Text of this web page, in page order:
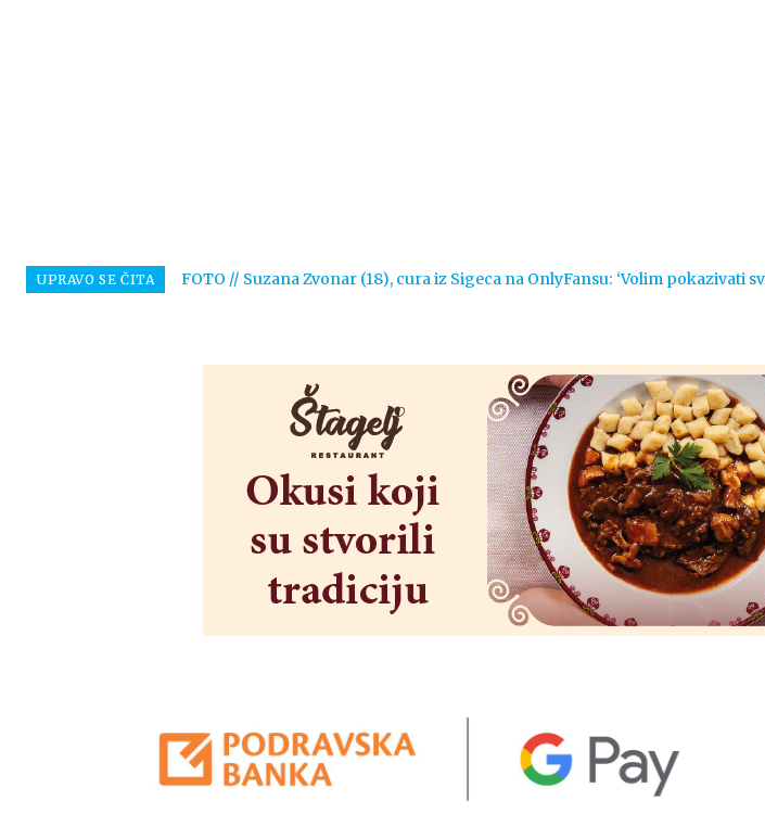
UPRAVO SE ČITA FOTO // Suzana Zvonar (18), cura iz Sigeca na OnlyFansu: ‘Volim pokazivati